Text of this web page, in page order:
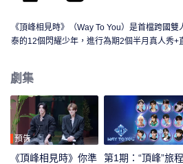
《頂峰相見時》（Way To You）是首檔跨國
泰的12個閃耀少年，進行為期2個半月真人秀+
將在全球舞臺上閃耀出道。
劇集
預告
《頂峰相見時》你準
第1期：“頂峰”旅程